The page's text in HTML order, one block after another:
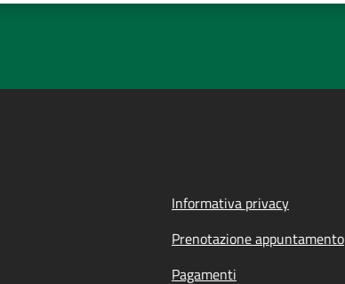
Informativa privacy
Prenotazione appuntamento
Pagamenti